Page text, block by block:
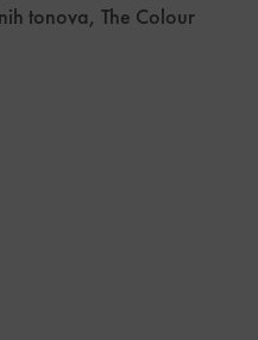
tonova, The Colour